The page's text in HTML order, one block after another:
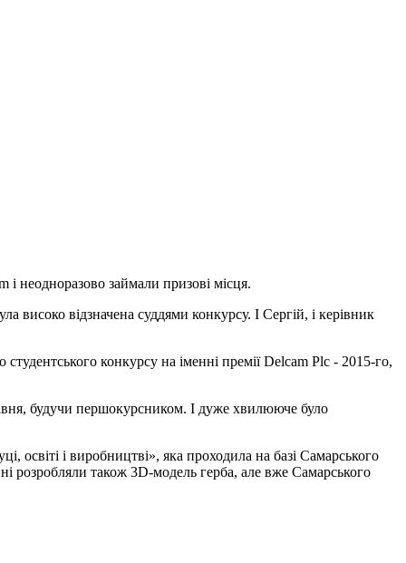
і неодноразово займали призові місця.
відзначена суддями конкурсу. І Сергій, і керівник
конкурсу на іменні премії Delcam Plc - 2015-го,
будучи першокурсником. І дуже хвилююче було
освіті і виробництві», яка проходила на базі Самарського
розробляли також 3D-модель герба, але вже Самарського